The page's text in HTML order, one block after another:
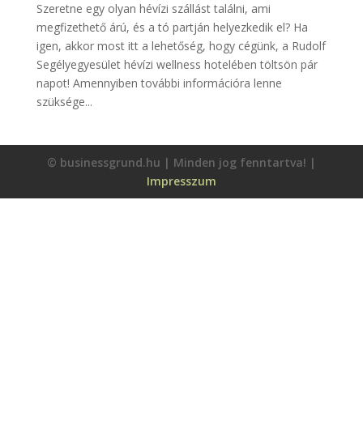
Szeretne egy olyan hévízi szállást találni, ami
megfizethető árú, és a tó partján helyezkedik el? Ha
igen, akkor most itt a lehetőség, hogy cégünk, a Rudolf
Segélyegyesület hévízi wellness hotelében töltsön pár
napot! Amennyiben további információra lenne
szüksége...
© businessgrund.hu | Minden jog fenntartva! |
Impresszum